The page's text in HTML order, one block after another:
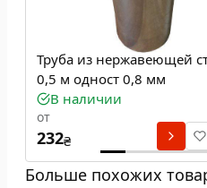
Труба из нержавеющей
0,5 м одност 0,8 мм
В наличии
от
232₴
Больше похожих